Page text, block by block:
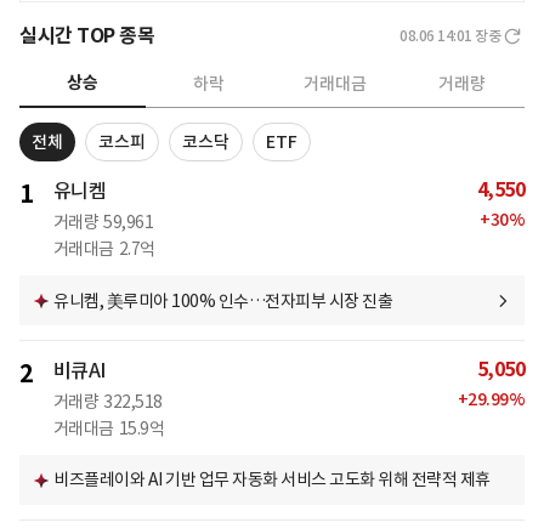
실시간 TOP 종목 08.06 14:01 장중
상승 하락 거래대금 거래량
전체 코스피 코스닥 ETF
1 유니켐
거래량 59,961
거래대금 2.7억
4,550
+30%
유니켐, 美루미아 100% 인수…전자피부 시장 진출
2 비큐AI
거래량 322,518
거래대금 15.9억
5,050
+29.99%
비즈플레이와 AI 기반 업무 자동화 서비스 고도화 위해 전략적 제휴